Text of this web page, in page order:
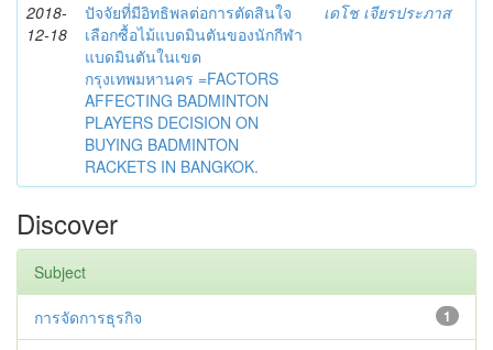
2018-
12-18
ปัจจัยที่มีอิทธิพลต่อการตัดสินใจ
เลือกซื้อไม้แบดมินตันของนักกีฬา
แบดมินตันในเขต
กรุงเทพมหานคร =FACTORS
AFFECTING BADMINTON
PLAYERS DECISION ON
BUYING BADMINTON
RACKETS IN BANGKOK.
เดโช เจียรประภาส
Discover
Subject
1
การจัดการธุรกิจ